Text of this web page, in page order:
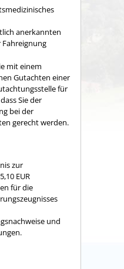
anerkannten
mit einem
Gutachten einer
für
Sie der
bei der
gerecht werden.
zur
EUR
für die
und